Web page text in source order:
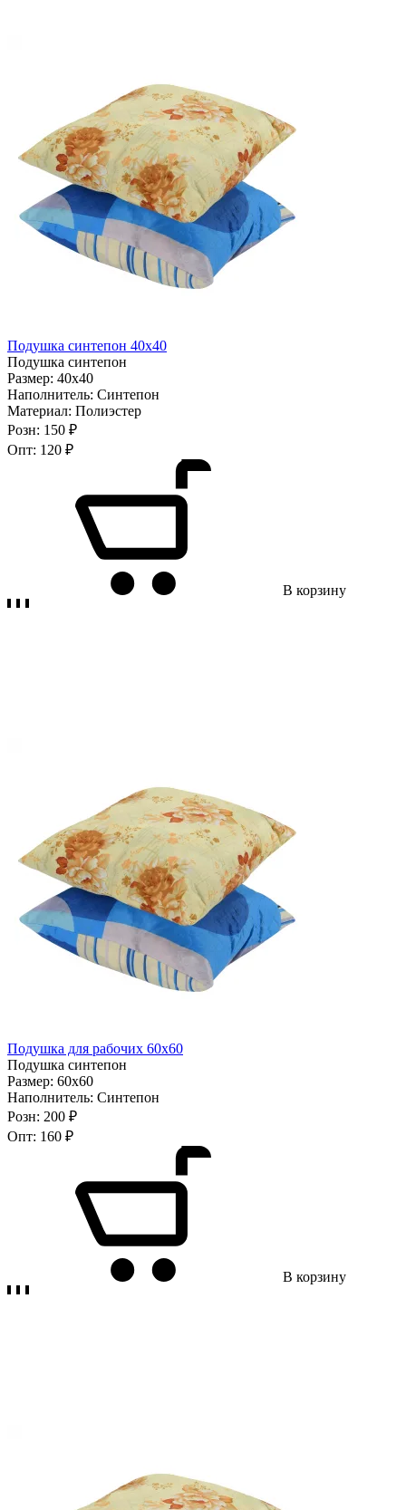
Подушка синтепон 40х40
Подушка синтепон
Размер: 40х40
Наполнитель: Синтепон
Материал: Полиэстер
Розн: 150 ₽
Опт: 120 ₽
В корзину
Подушка для рабочих 60х60
Подушка синтепон
Размер: 60х60
Наполнитель: Синтепон
Розн: 200 ₽
Опт: 160 ₽
В корзину